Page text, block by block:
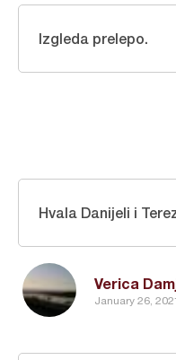
Izgleda prelepo.
Verica
January 26,
Hvala Danijeli i